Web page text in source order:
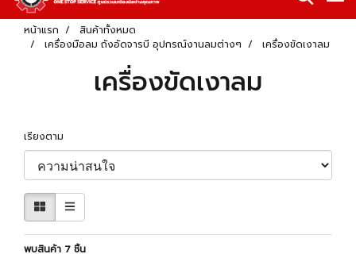
หน้าแรก
สินค้าทั้งหมด
เครื่องมือลม ถังอัดจารบี อุปกรณ์งานลมต่างๆ
เครื่องขัดเงาลม
เครื่องขัดเงาลม
เรียงตาม
พบสินค้า 7 ชิ้น